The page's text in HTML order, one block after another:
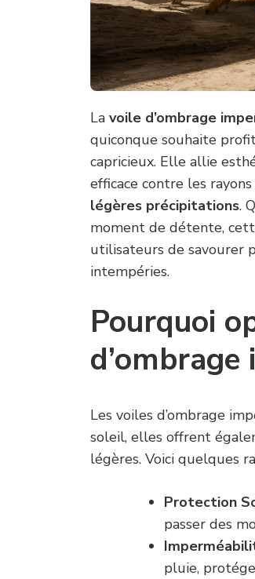
Lavoile d’ombrage
quiconque souhaite
capricieux. Elle allie
efficace contre les
légères précipitations.
moment de détente,
utilisateurs de savourer
intempéries.
Pourquoi
Les voiles d’ombrage
soleil, elles offrent
légères. Voici quelques
Protection
passer des
pluie,